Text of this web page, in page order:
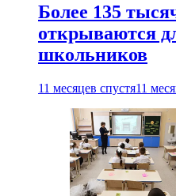
Более 135
открываются
школьников
11 месяцев спустя11